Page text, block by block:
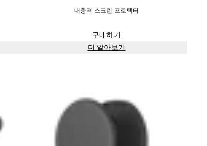
내충격 스크린 프로텍터
구매하기
더 알아보기